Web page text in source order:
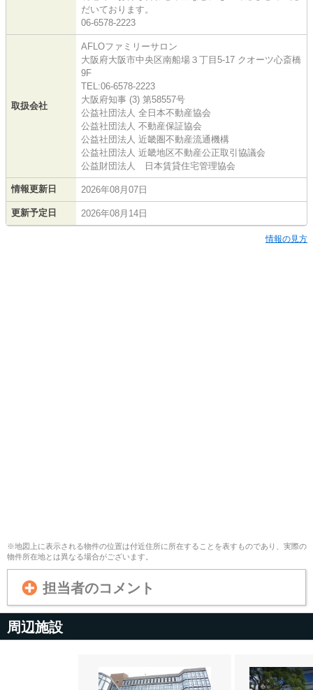
だいております。
06-6578-2223
取扱会社
AFLOファミリーサロン
大阪府大阪市中央区南船場３丁目5-17 クオーツ心斎橋
9F
TEL:06-6578-2223
大阪府知事 (3) 第58557号
公益社団法人 全日本不動産協会
公益社団法人 不動産保証協会
公益社団法人 近畿圏不動産流通機構
公益社団法人 近畿地区不動産公正取引協議会
公益財団法人 日本賃貸住宅管理協会
情報更新日 2026年08月07日
更新予定日 2026年08月14日
情報の見方
※地図上に表示される物件の位置は付近住所に所在することを表すものであり、実際の
物件所在地とは異なる場合がございます。
担当者のコメント
周辺施設